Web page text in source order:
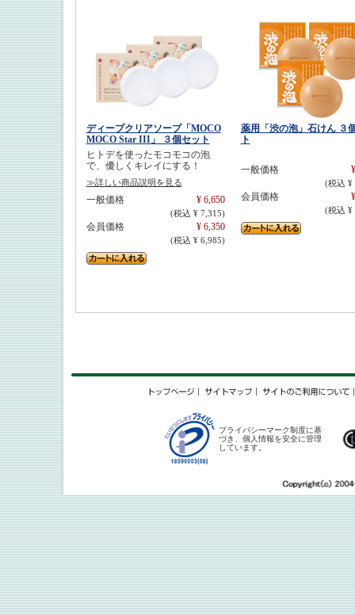
ディープクリアソープ「MOCO
MOCO Star III」 ３個セット
ヒトデを使ったモコモコの泡
で、優しくキレイにする！
≫詳しい商品説明を見る
一般価格 ¥ 6,650
(税込 ¥ 7,315)
会員価格 ¥ 6,350
(税込 ¥ 6,985)
薬用「渋の泡」石けん ３
ト
一般価格
(税込 ¥
会員価格
(税込 ¥
プライバシーマーク制度に基
づき、個人情報を安全に管理
しています。